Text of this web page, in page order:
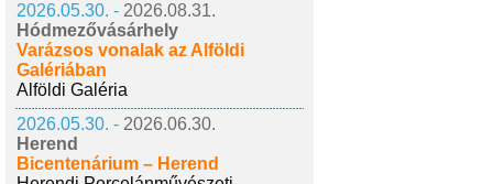
2026.05.30. - 2026.08.31.
Hódmezővásárhely
Varázsos vonalak az Alföldi
Galériában
Alföldi Galéria
2026.05.30. - 2026.06.30.
Herend
Bicentenárium – Herend